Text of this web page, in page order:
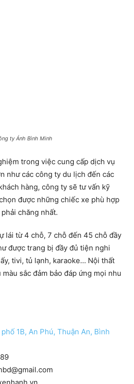
ty Ánh Bình Minh
trong việc cung cấp dịch vụ
như các công ty du lịch đến các
hàng, công ty sẽ tư vấn kỹ
được những chiếc xe phù hợp
chăng nhất.
lái từ 4 chỗ, 7 chỗ đến 45 chỗ đầy
được trang bị đầy đủ tiện nghi
tivi, tủ lạnh, karaoke… Nội thất
sắc đảm bảo đáp ứng mọi nhu
1B, An Phú, Thuận An, Bình